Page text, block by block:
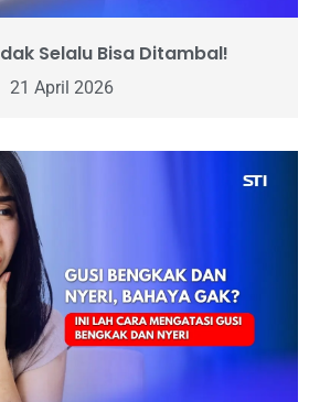
Selalu Bisa Ditambal!
21 April 2026